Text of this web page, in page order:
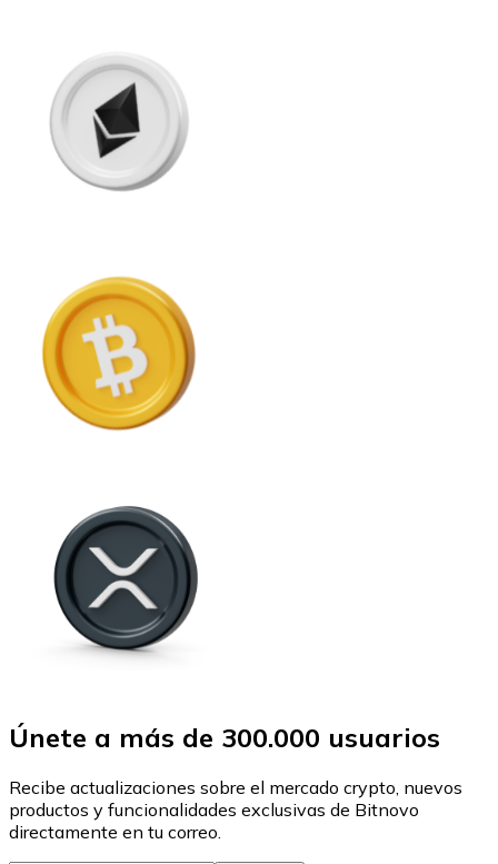
Únete a más de 300.000 usuarios
Recibe actualizaciones sobre el mercado crypto, nuevos
productos y funcionalidades exclusivas de Bitnovo
directamente en tu correo.